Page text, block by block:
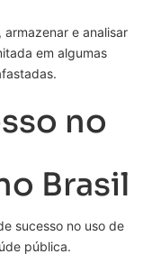
e analisar
em algumas
no
Brasil
sucesso no uso de
pública.